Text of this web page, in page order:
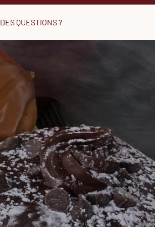
DES QUESTIONS ?